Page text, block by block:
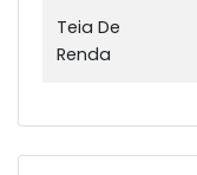
Teia De
Renda